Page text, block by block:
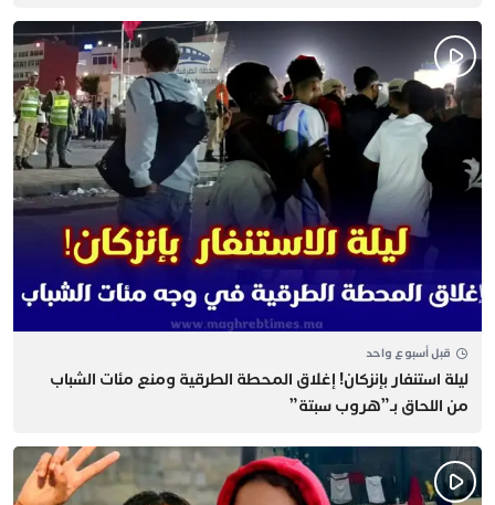
قبل أسبوع واحد
​ليلة استنفار بإنزكان! إغلاق المحطة الطرقية ومنع مئات الشباب
من اللحاق بـ”هروب سبتة”